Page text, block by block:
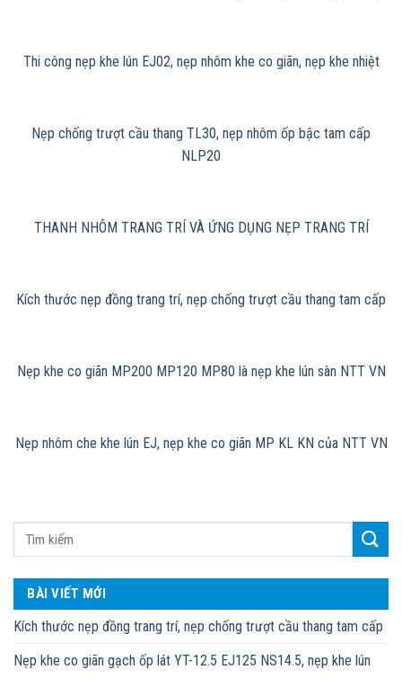
BÀI VIẾT MỚI
Kích thước nẹp đồng trang trí, nẹp chống trượt cầu thang tam cấp
Nẹp khe co giãn gạch ốp lát YT-12.5 EJ125 NS14.5, nẹp khe lún
Thi công nẹp khe lún EJ02, nẹp nhôm khe co giãn, nẹp khe nhiệt
Nẹp chống trượt cầu thang TL30, nẹp nhôm ốp bậc tam cấp
NLP20
THANH NHÔM TRANG TRÍ VÀ ỨNG DỤNG NẸP TRANG TRÍ
Kích thước nẹp đồng trang trí, nẹp chống trượt cầu thang tam cấp
Nẹp khe co giãn MP200 MP120 MP80 là nẹp khe lún sàn NTT VN
Nẹp nhôm che khe lún EJ, nẹp khe co giãn MP KL KN của NTT VN